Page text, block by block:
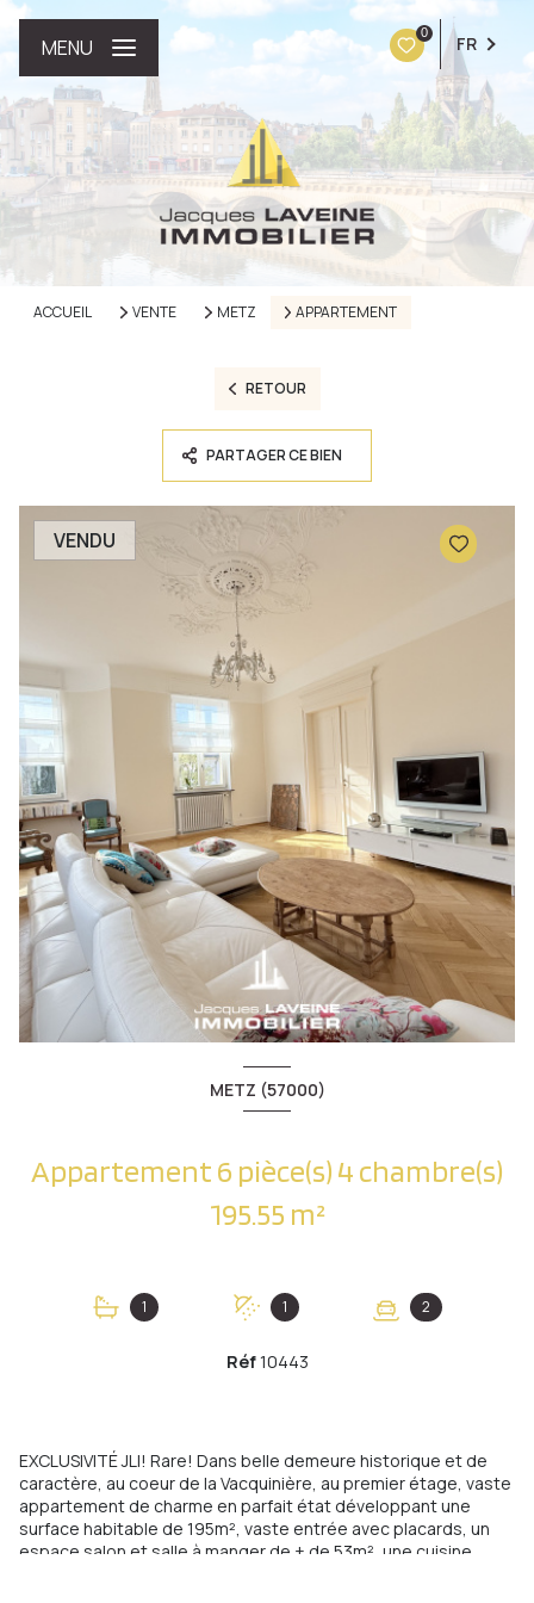
0 FR
MENU
ACCUEIL VENTE METZ APPARTEMENT
RETOUR
PARTAGER CE BIEN
VENDU
METZ (57000)
Appartement 6 pièce(s) 4 chambre(s)
195.55 m²
1 1 2
Réf10443
EXCLUSIVITÉ JLI! Rare! Dans belle demeure historique et de
caractère, au coeur de la Vacquinière, au premier étage, vaste
appartement de charme en parfait état développant une
surface habitable de 195m², vaste entrée avec placards, un
espace salon et salle à manger de + de 53m², une cuisine